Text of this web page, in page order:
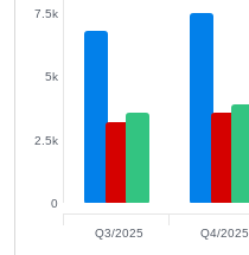
0
2.5k
5k
7.5k
Q3/2025 Q4/2025
vụ
tạo